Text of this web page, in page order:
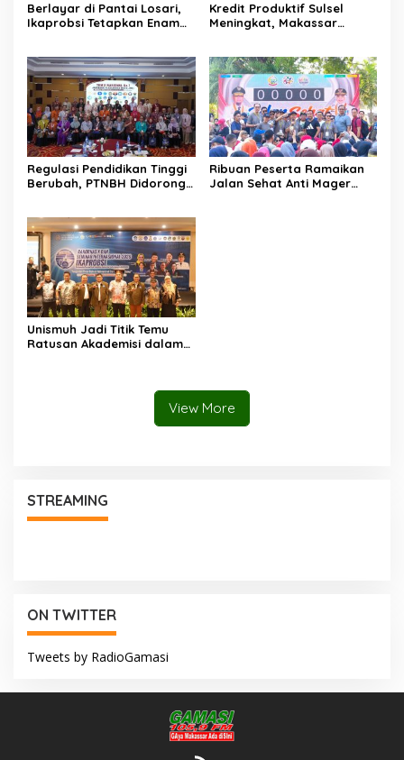
Berlayar di Pantai Losari,
Ikaprobsi Tetapkan Enam
Kredit Produktif Sulsel
Meningkat, Makassar
Regulasi Pendidikan Tinggi
Berubah, PTNBH Didorong
Ribuan Peserta Ramaikan
Jalan Sehat Anti Mager
Unismuh Jadi Titik Temu
Ratusan Akademisi dalam
View More
STREAMING
ON TWITTER
Tweets by RadioGamasi